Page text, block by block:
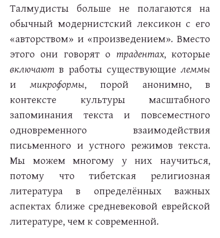
Талмудисты больше не полагаются на
обычный модернистский лексикон с его
«авторством» и «произведением». Вместо
этого они говорят о традентах, которые
включают в работы существующие леммы
и микроформы, порой анонимно, в
контексте культуры масштабного
запоминания текста и повсеместного
одновременного взаимодействия
письменного и устного режимов текста.
Мы можем многому у них научиться,
потому что тибетская религиозная
литература в определённых важных
аспектах ближе средневековой еврейской
литературе, чем к современной.